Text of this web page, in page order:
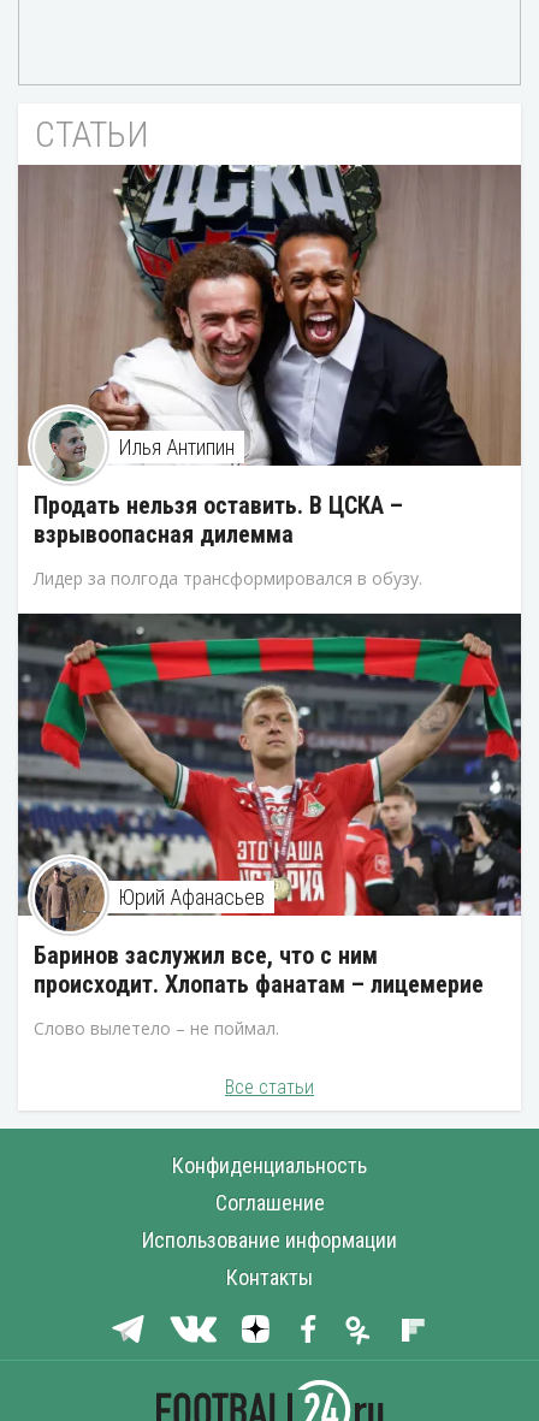
СТАТЬИ
Илья Антипин
Продать нельзя оставить. В ЦСКА –
взрывоопасная дилемма
Лидер за полгода трансформировался в обузу.
Юрий Афанасьев
Баринов заслужил все, что с ним
происходит. Хлопать фанатам – лицемерие
Слово вылетело – не поймал.
Все статьи
Конфиденциальность
Соглашение
Использование информации
Контакты